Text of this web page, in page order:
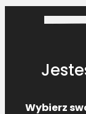
Wybierz